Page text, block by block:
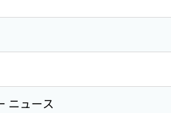
ニュース